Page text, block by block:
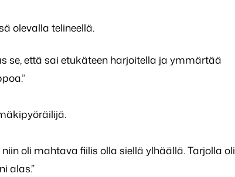
olevalla telineellä.
se, että sai etukäteen harjoitella ja ymmärtää
oli mahtava fiilis olla siellä ylhäällä. Tarjolla oli
alas.”